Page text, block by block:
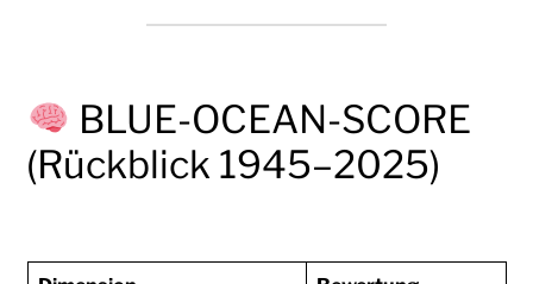
BLUE-OCEAN-SCORE
(Rückblick 1945–2025)